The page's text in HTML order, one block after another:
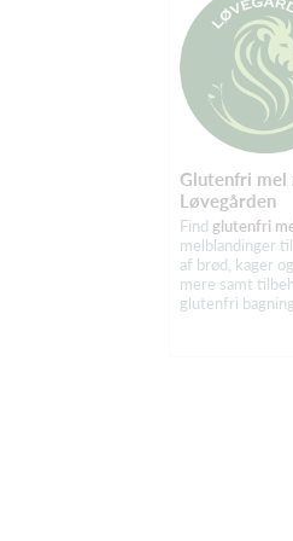
Glutenfri mel
Løvegården
Find glutenfri
melblandinger
af brød, kager
mere samt
glutenfri bagning